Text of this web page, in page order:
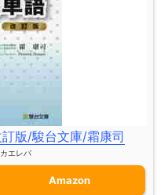
版/駿台文庫/霜康司
カエレバ
Amazon